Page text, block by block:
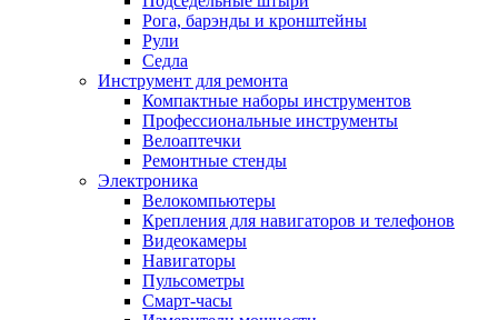
Рога, барэнды и кронштейны
Рули
Седла
Инструмент для ремонта
Компактные наборы инструментов
Профессиональные инструменты
Велоаптечки
Ремонтные стенды
Электроника
Велокомпьютеры
Крепления для навигаторов и телефонов
Видеокамеры
Навигаторы
Пульсометры
Смарт-часы